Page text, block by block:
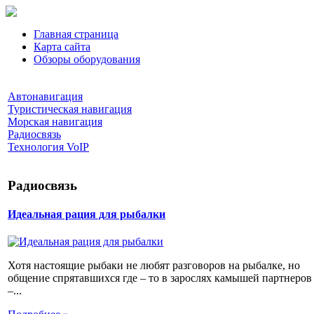
Главная страница
Карта сайта
Обзоры оборудования
Автонавигация
Туристическая навигация
Морская навигация
Радиосвязь
Технология VoIP
Радиосвязь
Идеальная рация для рыбалки
Хотя настоящие рыбаки не любят разговоров на рыбалке, но
общение спрятавшихся где – то в зарослях камышей партнеров
–...